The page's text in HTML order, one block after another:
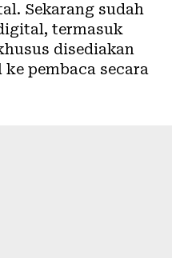
Sekarang sudah
termasuk
disediakan
pembaca secara